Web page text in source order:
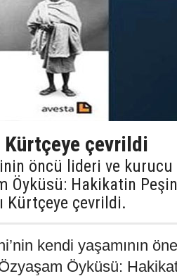
Kürtçeye çevrildi
öncü lideri ve kurucu
Öyküsü: Hakikatin
Kürtçeye çevrildi.
kendi yaşamının
Öyküsü: